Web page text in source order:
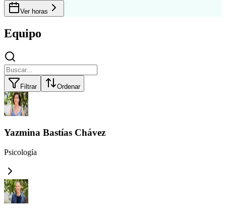
Ver horas
Equipo
Filtrar Ordenar
Yazmina Bastías Chávez
Psicología